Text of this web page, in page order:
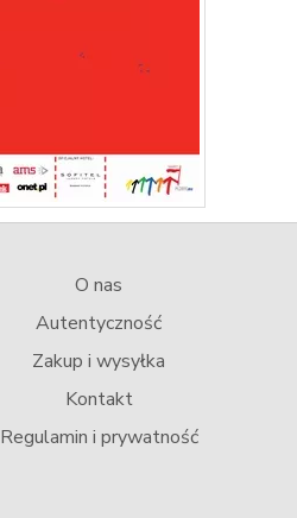
O nas
Autentyczność
Zakup i wysyłka
Kontakt
Regulamin i prywatność